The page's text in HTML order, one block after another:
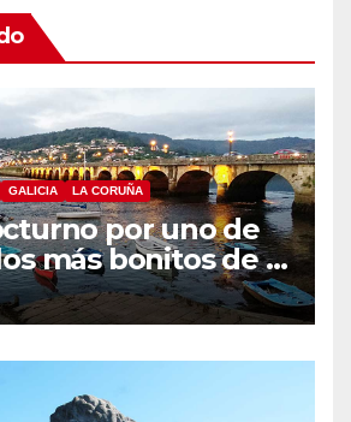
GALICIA LA CORUÑA
por uno de
más bonitos de A